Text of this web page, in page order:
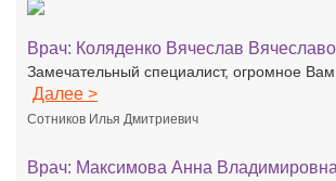
Врач: Коляденко Вячеслав
Замечательный специалист, огромное
Далее >
Сотников Илья Дмитриевич
Врач: Максимова Анна Владимировна